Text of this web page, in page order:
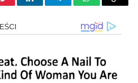
PinterestLinkedInTelegramWhatsApp
Copy